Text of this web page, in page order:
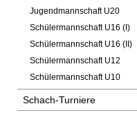
Jugendmannschaft U20
Schülermannschaft U16 (I)
Schülermannschaft U16 (II)
Schülermannschaft U12
Schülermannschaft U10
Schach-Turniere